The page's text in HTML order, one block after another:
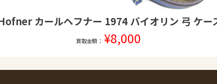
カールヘフナー 1974 バイオリン 弓 ケー
買取金額： ¥8,000